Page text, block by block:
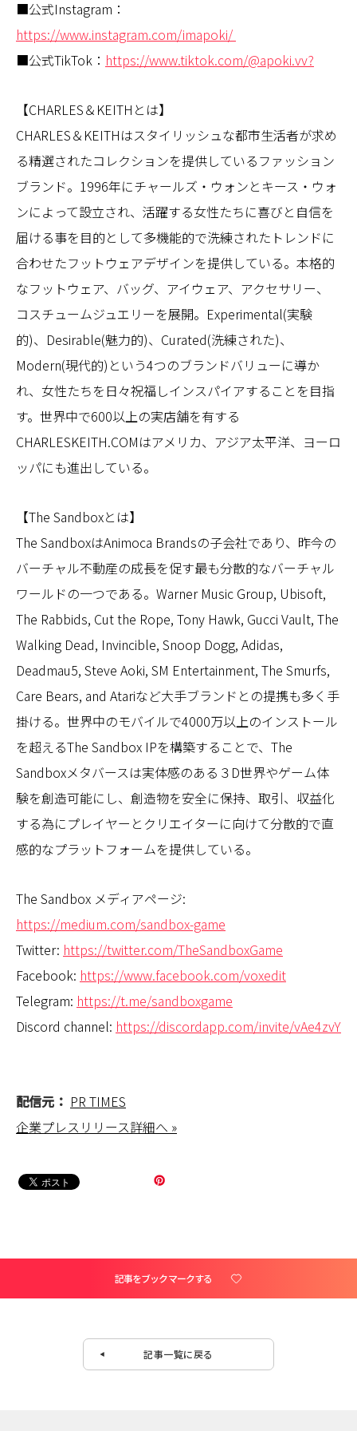
■公式Instagram：
https://www.instagram.com/imapoki/
■公式TikTok： https://www.tiktok.com/@apoki.vv?
【CHARLES＆KEITHとは】
CHARLES＆KEITHはスタイリッシュな都市生活者が求め
る精選されたコレクションを提供しているファッション
ブランド。1996年にチャールズ・ウォンとキース・ウォ
ンによって設立され、活躍する女性たちに喜びと自信を
届ける事を目的として多機能的で洗練されたトレンドに
合わせたフットウェアデザインを提供している。本格的
なフットウェア、バッグ、アイウェア、アクセサリー、
コスチュームジュエリーを展開。Experimental(実験
的)、Desirable(魅力的)、Curated(洗練された)、
Modern(現代的)という4つのブランドバリューに導か
れ、女性たちを日々祝福しインスパイアすることを目指
す。世界中で600以上の実店舗を有する
CHARLESKEITH.COMはアメリカ、アジア太平洋、ヨーロ
ッパにも進出している。
【The Sandboxとは】
The SandboxはAnimoca Brandsの子会社であり、昨今の
バーチャル不動産の成長を促す最も分散的なバーチャル
ワールドの一つである。Warner Music Group, Ubisoft,
The Rabbids, Cut the Rope, Tony Hawk, Gucci Vault, The
Walking Dead, Invincible, Snoop Dogg, Adidas,
Deadmau5, Steve Aoki, SM Entertainment, The Smurfs,
Care Bears, and Atariなど大手ブランドとの提携も多く手
掛ける。世界中のモバイルで4000万以上のインストール
を超えるThe Sandbox IPを構築することで、The
Sandboxメタバースは実体感のある３D世界やゲーム体
験を創造可能にし、創造物を安全に保持、取引、収益化
する為にプレイヤーとクリエイターに向けて分散的で直
感的なプラットフォームを提供している。
The Sandbox メディアページ:
https://medium.com/sandbox-game
Twitter: https://twitter.com/TheSandboxGame
Facebook: https://www.facebook.com/voxedit
Telegram: https://t.me/sandboxgame
Discord channel: https://discordapp.com/invite/vAe4zvY
配信元： PR TIMES
企業プレスリリース詳細へ »
記事をブックマークする
記事一覧に戻る